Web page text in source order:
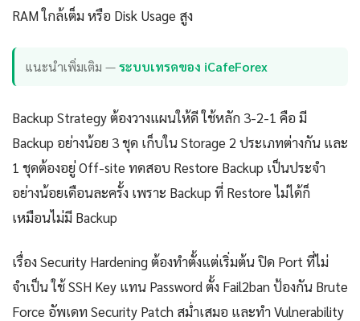
RAM ใกล้เต็ม หรือ Disk Usage สูง
แนะนำเพิ่มเติม —ระบบเทรดของ iCafeForex
Backup Strategy ต้องวางแผนให้ดี ใช้หลัก 3-2-1 คือ มี
Backup อย่างน้อย 3 ชุด เก็บใน Storage 2 ประเภทต่างกัน และ
1 ชุดต้องอยู่ Off-site ทดสอบ Restore Backup เป็นประจำ
อย่างน้อยเดือนละครั้ง เพราะ Backup ที่ Restore ไม่ได้ก็
เหมือนไม่มี Backup
เรื่อง Security Hardening ต้องทำตั้งแต่เริ่มต้น ปิด Port ที่ไม่
จำเป็น ใช้ SSH Key แทน Password ตั้ง Fail2ban ป้องกัน Brute
Force อัพเดท Security Patch สม่ำเสมอ และทำ Vulnerability